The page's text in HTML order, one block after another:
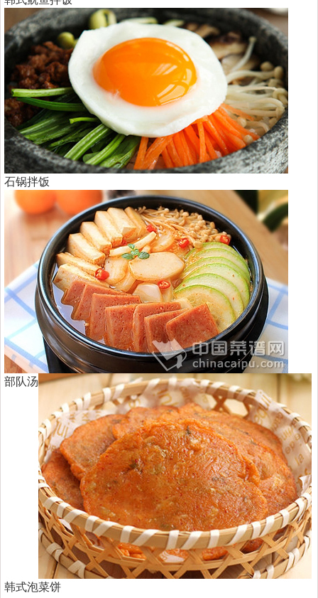
石锅拌饭
部队汤
韩式泡菜饼